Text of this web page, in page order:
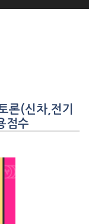
론(신차,전기
점수